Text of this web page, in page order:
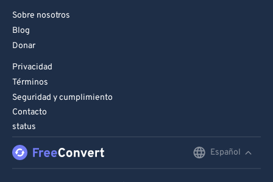
Sobre nosotros
Blog
Donar
Privacidad
Términos
Seguridad y cumplimiento
Contacto
status
Español